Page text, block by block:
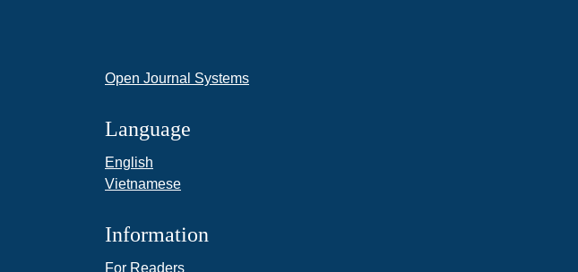
Open Journal Systems
Language
English
Vietnamese
Information
For Readers